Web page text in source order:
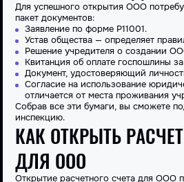
Для успешного открытия ООО
пакет документов:
Заявление по форме Р11001.
Устав общества — определяет
Решение учредителя о создании
Квитанция об оплате госпошлины
Документ, удостоверяющий
Согласие на использование
отличается от места проживания
Собрав все эти бумаги, вы сможете
инспекцию.
КАК ОТКРЫТЬ
ДЛЯ ООО
Открытие расчетного счета для ООО